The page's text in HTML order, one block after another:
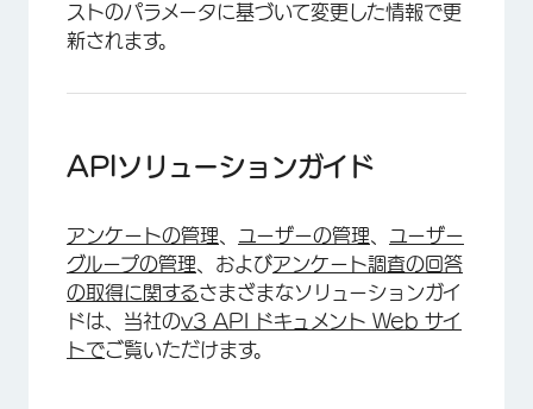
ストのパラメータに基づいて変更した情報で更
新されます。
APIソリューションガイド
アンケートの管理 ユーザーの管理
ユーザー
グループの管理 、およびアンケート調査の回答
の取得に関するさまざまなソリューションガイ
ドは、当社のv3 API ドキュメント Web サイ
トでご覧いただけます。